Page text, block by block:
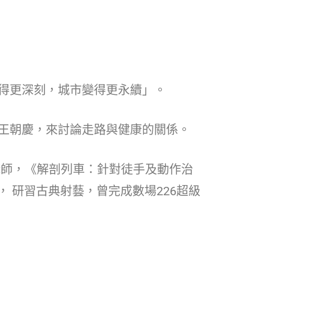
深刻，城市變得更永續」。
慶，來討論走路與健康的關係。
《解剖列車：針對徒手及動作治
研習古典射藝，曾完成數場226超級